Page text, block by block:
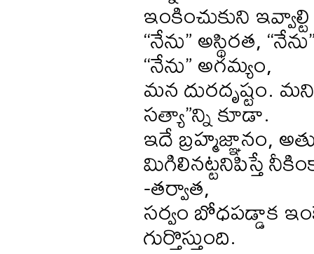
ఇంకించుకుని
“నేను” అస్థిరత,
“నేను” అగమ్యం,
మన దురదృష్టం.
సత్యా”న్ని కూడా.
ఇదే బ్రహ్మజ్ఞానం,
మిగిలినట్టనిపిస్తే
-తర్వాత,
సర్వం బోధపడ్డాక
గుర్తొస్తుంది.